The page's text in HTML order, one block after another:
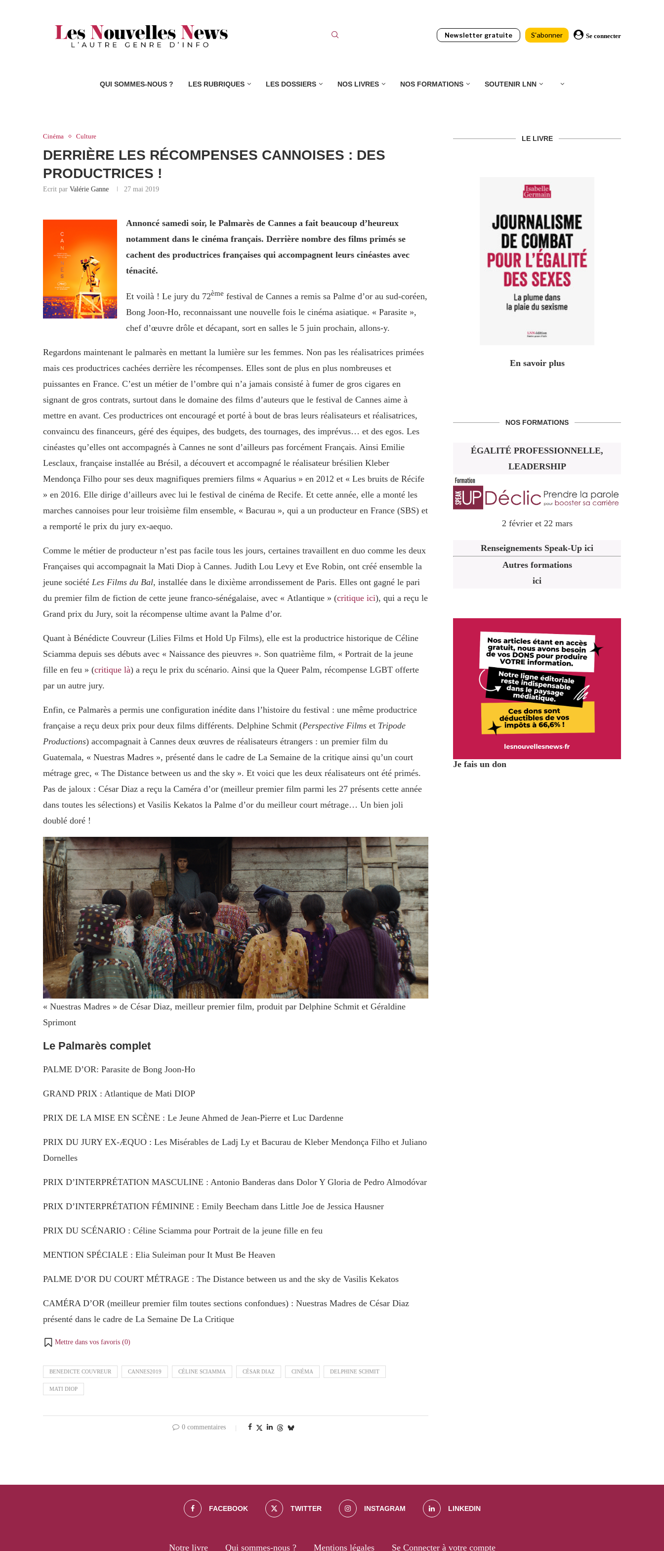
Newsletter gratuite S'abonner Se connecter
QUI SOMMES-NOUS ? LES RUBRIQUES LES DOSSIERS NOS LIVRES NOS FORMATIONS SOUTENIR LNN
Cinéma Culture
DERRIÈRE LES RÉCOMPENSES CANNOISES : DES
PRODUCTRICES !
Ecrit par Valérie Ganne 27 mai 2019
Annoncé samedi soir, le Palmarès de Cannes a fait beaucoup d’heureux
notamment dans le cinéma français. Derrière nombre des films primés se
cachent des productrices françaises qui accompagnent leurs cinéastes avec
ténacité.
Et voilà ! Le jury du 72ème festival de Cannes a remis sa Palme d’or au sud-coréen,
Bong Joon-Ho, reconnaissant une nouvelle fois le cinéma asiatique. « Parasite »,
chef d’œuvre drôle et décapant, sort en salles le 5 juin prochain, allons-y.
Regardons maintenant le palmarès en mettant la lumière sur les femmes. Non pas les réalisatrices primées
mais ces productrices cachées derrière les récompenses. Elles sont de plus en plus nombreuses et
puissantes en France. C’est un métier de l’ombre qui n’a jamais consisté à fumer de gros cigares en
signant de gros contrats, surtout dans le domaine des films d’auteurs que le festival de Cannes aime à
mettre en avant. Ces productrices ont encouragé et porté à bout de bras leurs réalisateurs et réalisatrices,
convaincu des financeurs, géré des équipes, des budgets, des tournages, des imprévus… et des egos. Les
cinéastes qu’elles ont accompagnés à Cannes ne sont d’ailleurs pas forcément Français. Ainsi Emilie
Lesclaux, française installée au Brésil, a découvert et accompagné le réalisateur brésilien Kleber
Mendonça Filho pour ses deux magnifiques premiers films « Aquarius » en 2012 et « Les bruits de Récife
» en 2016. Elle dirige d’ailleurs avec lui le festival de cinéma de Recife. Et cette année, elle a monté les
marches cannoises pour leur troisième film ensemble, « Bacurau », qui a un producteur en France (SBS) et
a remporté le prix du jury ex-aequo.
Comme le métier de producteur n’est pas facile tous les jours, certaines travaillent en duo comme les deux
Françaises qui accompagnait la Mati Diop à Cannes. Judith Lou Levy et Eve Robin, ont créé ensemble la
jeune société Les Films du Bal, installée dans le dixième arrondissement de Paris. Elles ont gagné le pari
du premier film de fiction de cette jeune franco-sénégalaise, avec « Atlantique » (critique ici), qui a reçu le
Grand prix du Jury, soit la récompense ultime avant la Palme d’or.
Quant à Bénédicte Couvreur (Lilies Films et Hold Up Films), elle est la productrice historique de Céline
Sciamma depuis ses débuts avec « Naissance des pieuvres ». Son quatrième film, « Portrait de la jeune
fille en feu » (critique là) a reçu le prix du scénario. Ainsi que la Queer Palm, récompense LGBT offerte
par un autre jury.
Enfin, ce Palmarès a permis une configuration inédite dans l’histoire du festival : une même productrice
française a reçu deux prix pour deux films différents. Delphine Schmit (Perspective Films et Tripode
Productions) accompagnait à Cannes deux œuvres de réalisateurs étrangers : un premier film du
Guatemala, « Nuestras Madres », présenté dans le cadre de La Semaine de la critique ainsi qu’un court
métrage grec, « The Distance between us and the sky ». Et voici que les deux réalisateurs ont été primés.
Pas de jaloux : César Diaz a reçu la Caméra d’or (meilleur premier film parmi les 27 présents cette année
dans toutes les sélections) et Vasilis Kekatos la Palme d’or du meilleur court métrage… Un bien joli
doublé doré !
« Nuestras Madres » de César Diaz, meilleur premier film, produit par Delphine Schmit et Géraldine
Sprimont
Le Palmarès complet
PALME D’OR: Parasite de Bong Joon-Ho
GRAND PRIX : Atlantique de Mati DIOP
PRIX DE LA MISE EN SCÈNE : Le Jeune Ahmed de Jean-Pierre et Luc Dardenne
PRIX DU JURY EX-ÆQUO : Les Misérables de Ladj Ly et Bacurau de Kleber Mendonça Filho et Juliano
Dornelles
PRIX D’INTERPRÉTATION MASCULINE : Antonio Banderas dans Dolor Y Gloria de Pedro Almodóvar
PRIX D’INTERPRÉTATION FÉMININE : Emily Beecham dans Little Joe de Jessica Hausner
PRIX DU SCÉNARIO : Céline Sciamma pour Portrait de la jeune fille en feu
MENTION SPÉCIALE : Elia Suleiman pour It Must Be Heaven
PALME D’OR DU COURT MÉTRAGE : The Distance between us and the sky de Vasilis Kekatos
CAMÉRA D’OR (meilleur premier film toutes sections confondues) : Nuestras Madres de César Diaz
présenté dans le cadre de La Semaine De La Critique
Mettre dans vos favoris (0)
BENEDICTE COUVREUR CANNES2019 CÉLINE SCIAMMA CÉSAR DIAZ CINÉMA DELPHINE SCHMIT
MATI DIOP
0 commentaires
LE LIVRE
En savoir plus
NOS FORMATIONS
ÉGALITÉ PROFESSIONNELLE,
LEADERSHIP
2 février et 22 mars
Renseignements Speak-Up ici
Autres formations
ici
Je fais un don
FACEBOOK TWITTER INSTAGRAM LINKEDIN
Notre livre Qui sommes-nous ? Mentions légales Se Connecter à votre compte